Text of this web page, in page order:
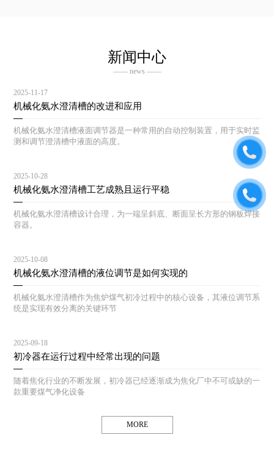
新闻中心
—— news ——
2025-11-17
机械化氨水澄清槽的改进和应用
机械化氨水澄清槽液面调节器是一种常用的自动控制装置，用于实时监
测和调节澄清槽中液面的高度。
2025-10-28
机械化氨水澄清槽工艺成熟且运行平稳
机械化氨水澄清槽设计合理，为一端呈斜底、断面呈长方形的钢板焊接
容器。
2025-10-08
机械化氨水澄清槽的液位调节是如何实现的
机械化氨水澄清槽作为焦炉煤气初冷过程中的核心设备，其液位调节系
统是实现有效分离的关键环节
2025-09-18
初冷器在运行过程中经常出现的问题
随着焦化行业的不断发展，初冷器已经逐渐成为焦化厂中不可或缺的一
款重要煤气净化设备
MORE